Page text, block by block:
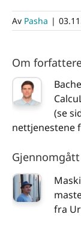
Av Pasha |
Om
(se
nettjenestene
Gjennomgått
fra